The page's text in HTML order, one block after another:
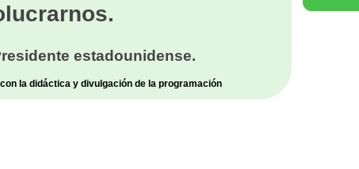
estadounidense.
la didáctica y divulgación de la programación